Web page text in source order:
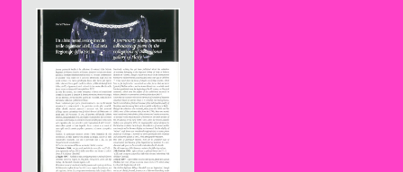
Contatti
Eng